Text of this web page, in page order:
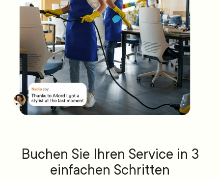
Buchen Sie Ihren Service in 3
einfachen Schritten